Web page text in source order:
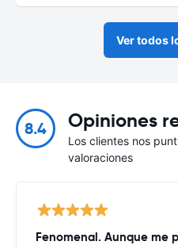
Ver todos
8.4 Opiniones
Los clientes nos
valoraciones